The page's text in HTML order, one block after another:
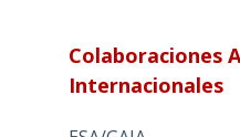
Colaboraciones
Internacionales